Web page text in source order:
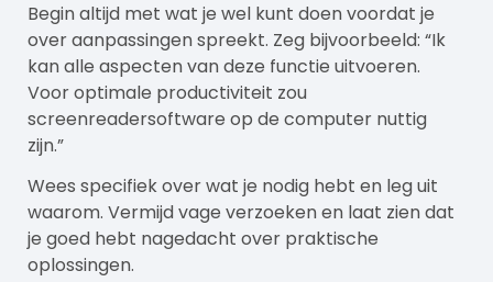
Begin altijd met wat je wel kunt doen voordat je
over aanpassingen spreekt. Zeg bijvoorbeeld: “Ik
kan alle aspecten van deze functie uitvoeren.
Voor optimale productiviteit zou
screenreadersoftware op de computer nuttig
zijn.”
Wees specifiek over wat je nodig hebt en leg uit
waarom. Vermijd vage verzoeken en laat zien dat
je goed hebt nagedacht over praktische
oplossingen.